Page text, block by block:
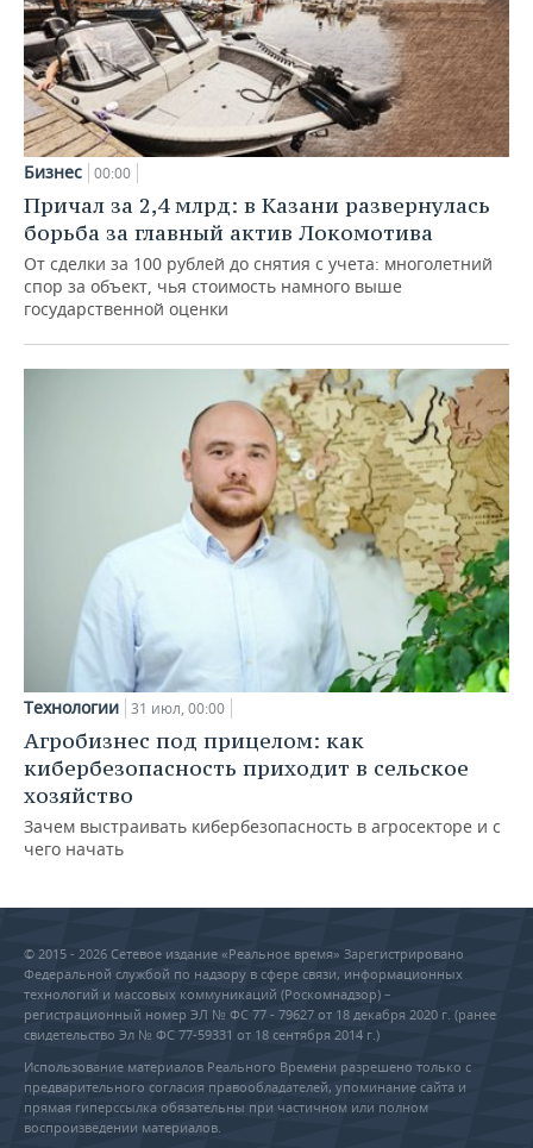
Бизнес 00:00
Причал за 2,4 млрд: в Казани развернулась
борьба за главный актив Локомотива
От сделки за 100 рублей до снятия с учета: многолетний
спор за объект, чья стоимость намного выше
государственной оценки
Технологии 31 июл, 00:00
Агробизнес под прицелом: как
кибербезопасность приходит в сельское
хозяйство
Зачем выстраивать кибербезопасность в агросекторе и с
чего начать
© 2015 - 2026 Сетевое издание «Реальное время» Зарегистрировано
Федеральной службой по надзору в сфере связи, информационных
технологий и массовых коммуникаций (Роскомнадзор) –
регистрационный номер ЭЛ № ФС 77 - 79627 от 18 декабря 2020 г. (ранее
свидетельство Эл № ФС 77-59331 от 18 сентября 2014 г.)
Использование материалов Реального Времени разрешено только с
предварительного согласия правообладателей, упоминание сайта и
прямая гиперссылка обязательны при частичном или полном
воспроизведении материалов.